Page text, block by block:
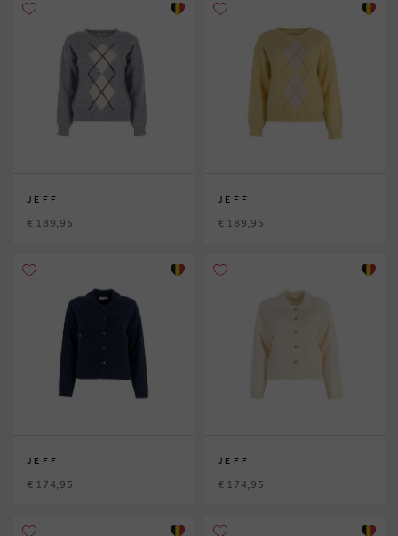
JEFF
€ 189,95
JEFF
€ 189,95
JEFF
€ 174,95
JEFF
€ 174,95